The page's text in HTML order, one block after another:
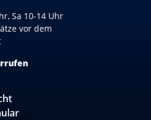
Sa 10-14 Uhr
vor dem